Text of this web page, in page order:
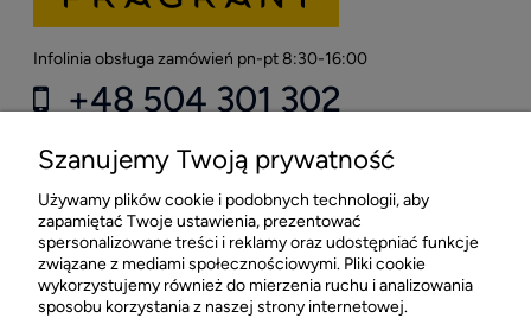
Infolinia obsługa zamówień pn-pt 8:30-16:00
+48 504 301 302
Sklep stacjonarny FRAGRANT
CH Łopuszańska 22 Lokal G03
02-220 Warszawa
Szanujemy Twoją prywatność
Używamy plików cookie i podobnych technologii, aby
zapamiętać Twoje ustawienia, prezentować
spersonalizowane treści i reklamy oraz udostępniać funkcje
związane z mediami społecznościowymi. Pliki cookie
wykorzystujemy również do mierzenia ruchu i analizowania
sposobu korzystania z naszej strony internetowej.